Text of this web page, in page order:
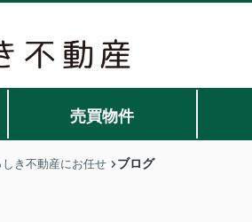
売買物件
き不動産にお任せ ブログ